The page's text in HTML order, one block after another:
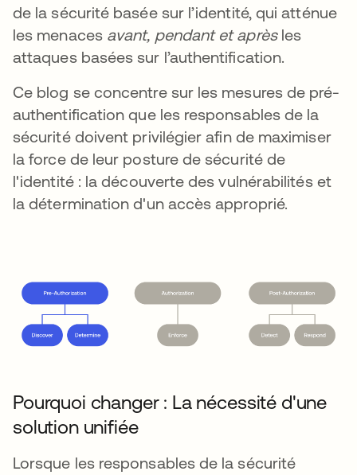
de la sécurité basée sur l’identité, qui atténue
les menaces avant, pendant et aprèsles
attaques basées sur l’authentification.
Ce blog se concentre sur les mesures de pré-
authentification que les responsables de la
sécurité doivent privilégier afin de maximiser
la force de leur posture de sécurité de
l'identité : la découverte des vulnérabilités et
la détermination d'un accès approprié.
Pourquoi changer : La nécessité d'une
solution unifiée
Lorsque les responsables de la sécurité